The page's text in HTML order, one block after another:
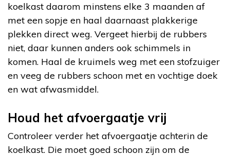
koelkast daarom minstens elke 3 maanden af
met een sopje en haal daarnaast plakkerige
plekken direct weg. Vergeet hierbij de rubbers
niet, daar kunnen anders ook schimmels in
komen. Haal de kruimels weg met een stofzuiger
en veeg de rubbers schoon met en vochtige doek
en wat afwasmiddel.
Houd het afvoergaatje vrij
Controleer verder het afvoergaatje achterin de
koelkast. Die moet goed schoon zijn om de